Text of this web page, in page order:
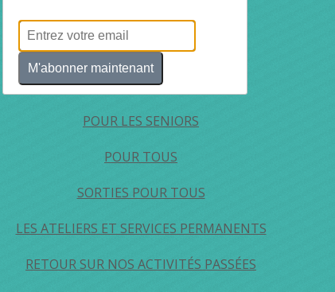
POUR LES FAMILLES
L'ÉTÉ DES FAMILLES
POUR LES SENIORS
POUR TOUS
SORTIES POUR TOUS
LES ATELIERS ET SERVICES PERMANENTS
RETOUR SUR NOS ACTIVITÉS PASSÉES
M'abonner maintenant